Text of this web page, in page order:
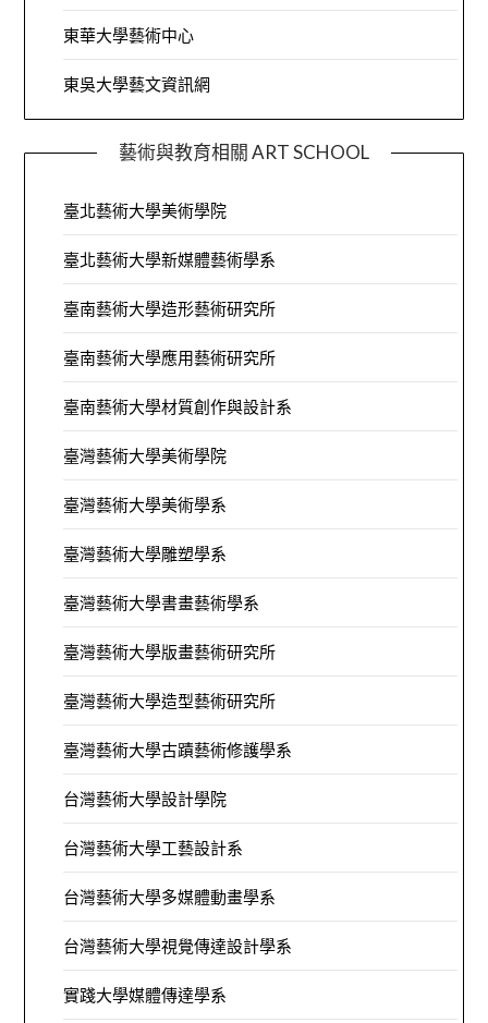
東華大學藝術中心
東吳大學藝文資訊網
藝術與教育相關 ART SCHOOL
臺北藝術大學美術學院
臺北藝術大學新媒體藝術學系
臺南藝術大學造形藝術研究所
臺南藝術大學應用藝術研究所
臺南藝術大學材質創作與設計系
臺灣藝術大學美術學院
臺灣藝術大學美術學系
臺灣藝術大學雕塑學系
臺灣藝術大學書畫藝術學系
臺灣藝術大學版畫藝術研究所
臺灣藝術大學造型藝術研究所
臺灣藝術大學古蹟藝術修護學系
台灣藝術大學設計學院
台灣藝術大學工藝設計系
台灣藝術大學多媒體動畫學系
台灣藝術大學視覺傳達設計學系
實踐大學媒體傳達學系